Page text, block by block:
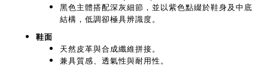
黑色主體搭配深灰細節，並以紫色點綴於鞋身及中底
結構，低調卻極具辨識度。
鞋面
天然皮革與合成纖維拼接。
兼具質感、透氣性與耐用性。